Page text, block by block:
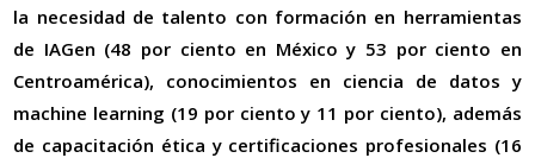
la necesidad de talento con formación en herramientas
de IAGen (48 por ciento en México y 53 por ciento en
Centroamérica), conocimientos en ciencia de datos y
machine learning (19 por ciento y 11 por ciento), además
de capacitación ética y certificaciones profesionales (16